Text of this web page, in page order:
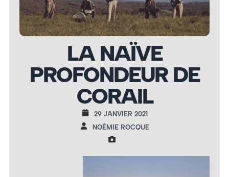
LA NAÏVE
PROFONDEUR DE
CORAIL
29 JANVIER 2021
NOÉMIE ROCQUE